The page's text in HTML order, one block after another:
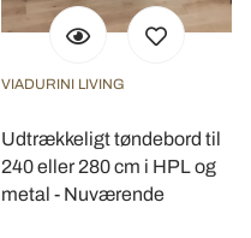
VIADURINI LIVING
Udtrækkeligt tøndebord til
240 eller 280 cm i HPL og
metal - Nuværende